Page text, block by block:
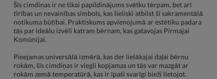
Šīs cimdiņas ir ne tikai papildinājums svētku tērpam, bet arī
tīrības un nevainības simbols, kas lieliski atbilst šī sakramentālā
notikuma būtībai. Praktiskums apvienojumā ar estētiku padara
tās par ideālu izvēli katram bērnam, kas gatavojas Pirmajai
Komūnijai.
Pieejamas universālā izmērā, kas der lielākajai daļai bērnu
rokām, šīs cimdiņas ir viegli kopjamas un tās var mazgāt ar
rokām zemā temperatūrā, kas ir īpaši svarīgi bieži lietojot.